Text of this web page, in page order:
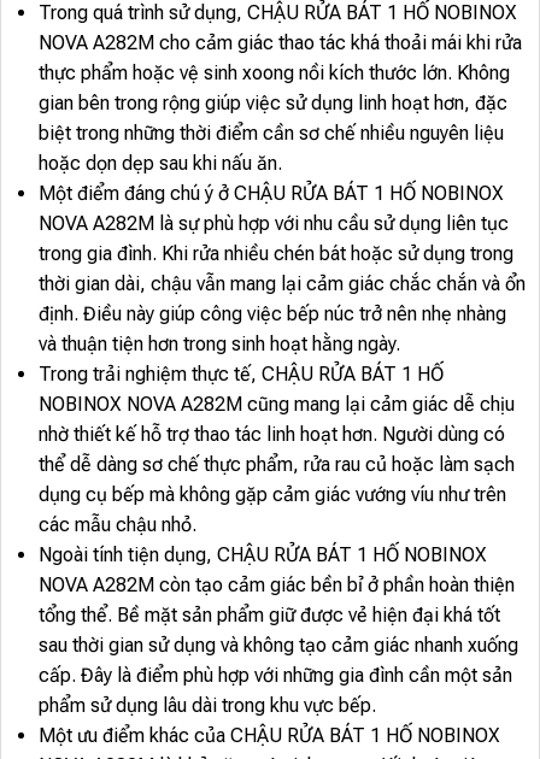
Trong quá trình sử dụng, CHẬU RỬA BÁT 1 HỐ NOBINOX
NOVA A282M cho cảm giác thao tác khá thoải mái khi rửa
thực phẩm hoặc vệ sinh xoong nồi kích thước lớn. Không
gian bên trong rộng giúp việc sử dụng linh hoạt hơn, đặc
biệt trong những thời điểm cần sơ chế nhiều nguyên liệu
hoặc dọn dẹp sau khi nấu ăn.
Một điểm đáng chú ý ở CHẬU RỬA BÁT 1 HỐ NOBINOX
NOVA A282M là sự phù hợp với nhu cầu sử dụng liên tục
trong gia đình. Khi rửa nhiều chén bát hoặc sử dụng trong
thời gian dài, chậu vẫn mang lại cảm giác chắc chắn và ổn
định. Điều này giúp công việc bếp núc trở nên nhẹ nhàng
và thuận tiện hơn trong sinh hoạt hằng ngày.
Trong trải nghiệm thực tế, CHẬU RỬA BÁT 1 HỐ
NOBINOX NOVA A282M cũng mang lại cảm giác dễ chịu
nhờ thiết kế hỗ trợ thao tác linh hoạt hơn. Người dùng có
thể dễ dàng sơ chế thực phẩm, rửa rau củ hoặc làm sạch
dụng cụ bếp mà không gặp cảm giác vướng víu như trên
các mẫu chậu nhỏ.
Ngoài tính tiện dụng, CHẬU RỬA BÁT 1 HỐ NOBINOX
NOVA A282M còn tạo cảm giác bền bỉ ở phần hoàn thiện
tổng thể. Bề mặt sản phẩm giữ được vẻ hiện đại khá tốt
sau thời gian sử dụng và không tạo cảm giác nhanh xuống
cấp. Đây là điểm phù hợp với những gia đình cần một sản
phẩm sử dụng lâu dài trong khu vực bếp.
Một ưu điểm khác của CHẬU RỬA BÁT 1 HỐ NOBINOX